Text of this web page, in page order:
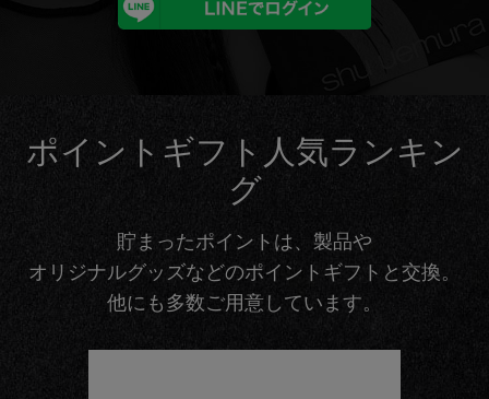
ポイントギフト人気ランキン
グ
貯まったポイントは、製品や
オリジナルグッズなどのポイントギフトと交換。
他にも多数ご用意しています。